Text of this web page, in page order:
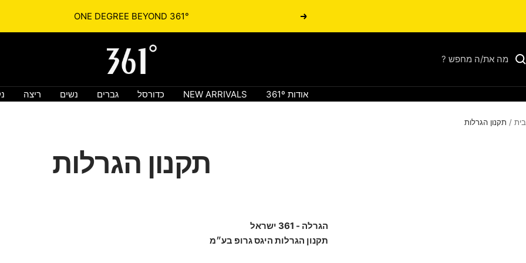
הקודם 361° ONE DEGREE BEYOND
361israel.co.il
אודות 361º NEW ARRIVALS כדורסל גברים נשים ריצה
בית תקנון הגרלות
תקנון הגרלות
הגרלה - 361 ישראל
תקנון הגרלות היגס גרופ בע״מ